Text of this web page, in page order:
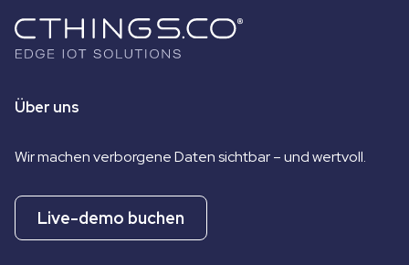
Über uns
Wir machen verborgene Daten sichtbar – und wertvoll.
Live-demo buchen